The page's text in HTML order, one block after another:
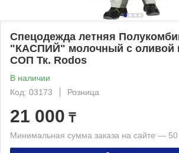
Спецодежда летняя
"КАСПИЙ" молочный с оливой
СОП Тк. Rodos
В наличии
Код: 03173
Розница
21 000 ₸
Минимальная сумма заказа на сайте —